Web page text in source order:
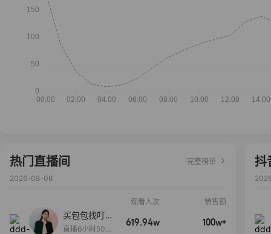
热门直播间
完整榜单
2026-08-06
观看人次 销售额
买包包找叮
当,一折购！
直播6小时50分
619.94w 100w+
抖